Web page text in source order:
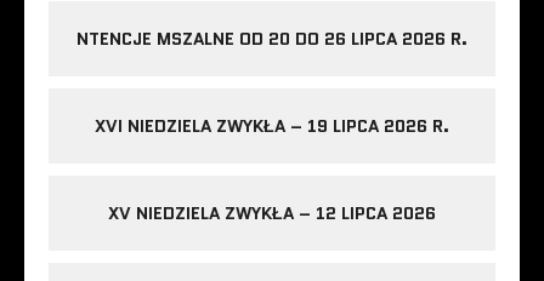
NTENCJE MSZALNE OD 20 DO 26 LIPCA 2026 R.
XVI NIEDZIELA ZWYKŁA – 19 LIPCA 2026 R.
XV NIEDZIELA ZWYKŁA – 12 LIPCA 2026